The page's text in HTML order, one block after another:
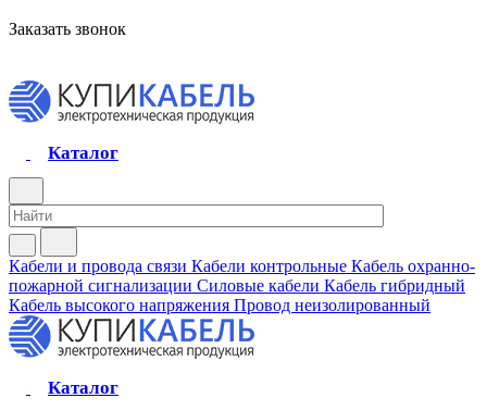
Заказать звонок
Каталог
Кабели и провода связи Кабели контрольные Кабель охранно-
пожарной сигнализации Силовые кабели Кабель гибридный
Кабель высокого напряжения Провод неизолированный
Каталог